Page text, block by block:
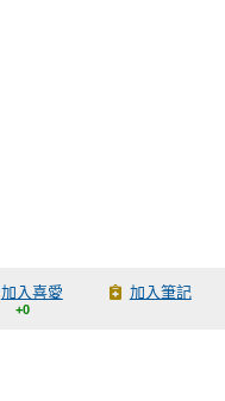
加入喜愛
+0
加入筆記